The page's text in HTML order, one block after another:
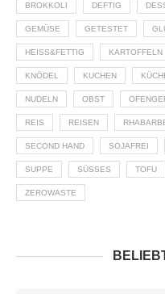
BROKKOLI DEFTIG
GEMÜSE GETESTET
HEISS&FETTIG KARTOFFELN
KNÖDEL KUCHEN
NUDELN OBST
REIS REISEN
SECOND HAND SOJAFREI
SUPPE SÜSSES TOFU
ZEROWASTE